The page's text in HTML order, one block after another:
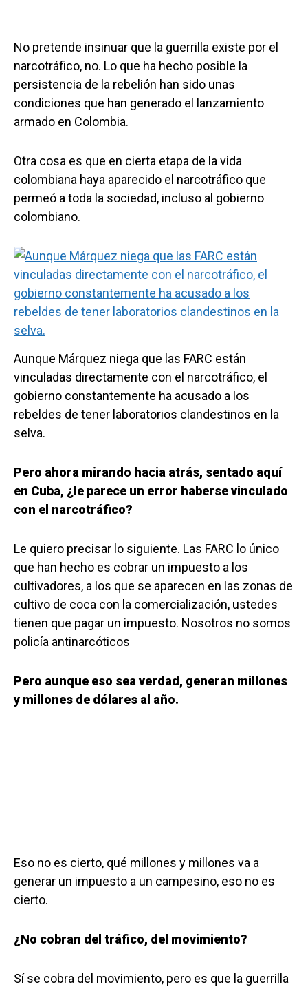
No pretende insinuar que la guerrilla existe por el
narcotráfico, no. Lo que ha hecho posible la
persistencia de la rebelión han sido unas
condiciones que han generado el lanzamiento
armado en Colombia.
Otra cosa es que en cierta etapa de la vida
colombiana haya aparecido el narcotráfico que
permeó a toda la sociedad, incluso al gobierno
colombiano.
Aunque Márquez niega que las FARC están
vinculadas directamente con el narcotráfico, el
gobierno constantemente ha acusado a los
rebeldes de tener laboratorios clandestinos en la
selva.
Pero ahora mirando hacia atrás, sentado aquí
en Cuba, ¿le parece un error haberse vinculado
con el narcotráfico?
Le quiero precisar lo siguiente. Las FARC lo único
que han hecho es cobrar un impuesto a los
cultivadores, a los que se aparecen en las zonas de
cultivo de coca con la comercialización, ustedes
tienen que pagar un impuesto. Nosotros no somos
policía antinarcóticos
Pero aunque eso sea verdad, generan millones
y millones de dólares al año.
Eso no es cierto, qué millones y millones va a
generar un impuesto a un campesino, eso no es
cierto.
¿No cobran del tráfico, del movimiento?
Sí se cobra del movimiento, pero es que la guerrilla